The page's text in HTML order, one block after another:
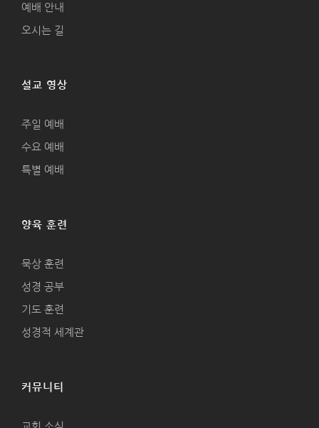
예배 안내
오시는 길
설교 영상
주일 예배
수요 예배
특별 예배
양육 훈련
묵상 훈련
성경 공부
기도 훈련
성경적 세계관
커뮤니티